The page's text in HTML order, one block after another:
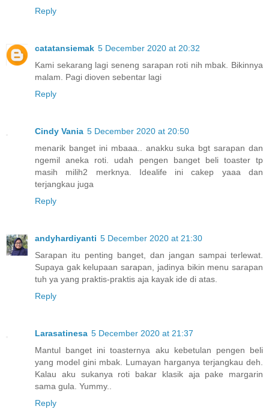
Reply
catatansiemak 5 December 2020 at 20:32
Kami sekarang lagi seneng sarapan roti nih mbak. Bikinnya
malam. Pagi dioven sebentar lagi
Reply
Cindy Vania 5 December 2020 at 20:50
menarik banget ini mbaaa.. anakku suka bgt sarapan dan
ngemil aneka roti. udah pengen banget beli toaster tp
masih milih2 merknya. Idealife ini cakep yaaa dan
terjangkau juga
Reply
andyhardiyanti 5 December 2020 at 21:30
Sarapan itu penting banget, dan jangan sampai terlewat.
Supaya gak kelupaan sarapan, jadinya bikin menu sarapan
tuh ya yang praktis-praktis aja kayak ide di atas.
Reply
Larasatinesa 5 December 2020 at 21:37
Mantul banget ini toasternya aku kebetulan pengen beli
yang model gini mbak. Lumayan harganya terjangkau deh.
Kalau aku sukanya roti bakar klasik aja pake margarin
sama gula. Yummy..
Reply